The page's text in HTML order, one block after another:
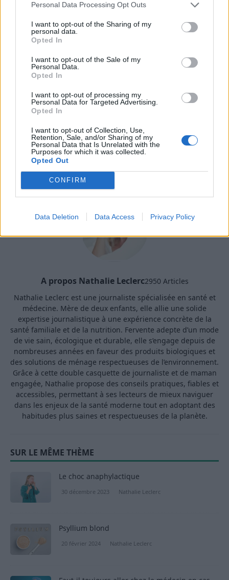
Personal Data Processing Opt Outs
I want to opt-out of the Sharing of my
personal data.
Opted In
I want to opt-out of the Sale of my
Personal Data.
Opted In
I want to opt-out of processing my
Personal Data for Targeted Advertising.
Opted In
I want to opt-out of Collection, Use,
Retention, Sale, and/or Sharing of my
Personal Data that Is Unrelated with the
Purposes for which it was collected.
Opted Out
CONFIRM
Data Deletion Data Access Privacy Policy
La communication entre scientifiques et acteurs du
bâtiment est également essentielle pour limiter la
prolifération.
Source :
https://www.franceinfo.fr/sante/maladie/chikung
unya/une-epidemie-de-chikungunya-est-elle-a-
craindre-en-france-hexagonale-ou-les-cas-de-
transmission-se-
%5Bgeneral%5D
SANTÉ
A propos Nathalie Leclerc2950 Articles
Nathalie Leclerc est une journaliste spécialisée en santé et
médecine. Mère de deux enfants, elle allie une solide
expertise journalistique à une expérience concrète de la
santé familiale et de la nutrition. Fervente adepte d’un mode
de vie sain, écologique et durable, elle s’engage depuis de
nombreuses années en faveur des produits biologiques et
des solutions de ménage respectueuses de l’environnement.
Grâce à cette double casquette de journaliste et de maman
engagée, Nathalie propose des conseils pratiques, fiables et
accessibles, permettant à ses lecteurs de mieux naviguer
dans les enjeux de la santé moderne tout en adoptant des
habitudes plus saines et respectueuses de la planète.
SUR LE MÊME THÈME
Le choc anaphylactique
30 décembre 2023 Nathalie Leclerc
Psyllium blond
20 février 2024 Nathalie Leclerc